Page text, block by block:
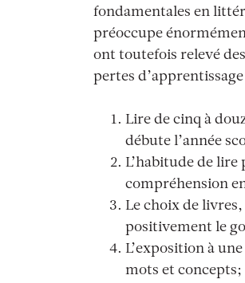
fondamentales en
préoccupe
ont toutefois relevé
pertes
Lire de cinq à
débute l’année
L’habitude de lire
compréhension
Le choix de
positivement le
L’exposition à
mots et concepts;